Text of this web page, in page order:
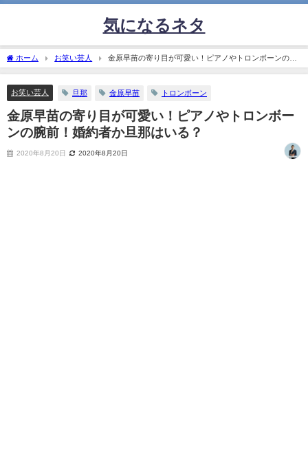
気になるネタ
ホーム お笑い芸人
金原早苗の寄り目が可愛い！ピアノやトロンボーンの腕
前！婚約者か旦那はいる？
お笑い芸人 旦那 金原早苗 トロンボーン
金原早苗の寄り目が可愛い！ピアノやトロンボー
ンの腕前！婚約者か旦那はいる？
2020年8月20日 2020年8月20日